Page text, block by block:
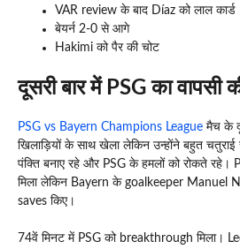
VAR review के बाद Díaz को लाल कार्ड
बेयर्न 2-0 से आगे
Hakimi को पैर की चोट
दूसरी बार में PSG का वापसी
PSG vs Bayern Champions League मैच के
खिलाड़ियों के साथ खेला लेकिन उन्होंने बहुत
पंक्ति बनाए रहे और PSG के हमलों को रोकते रहे।
मिला लेकिन Bayern के goalkeeper Manuel
saves किए।
74वें मिनट में PSG को breakthrough मिला।